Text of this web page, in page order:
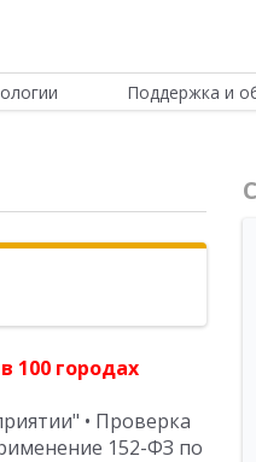
Поддержка и
городах
• Проверка
152-ФЗ по